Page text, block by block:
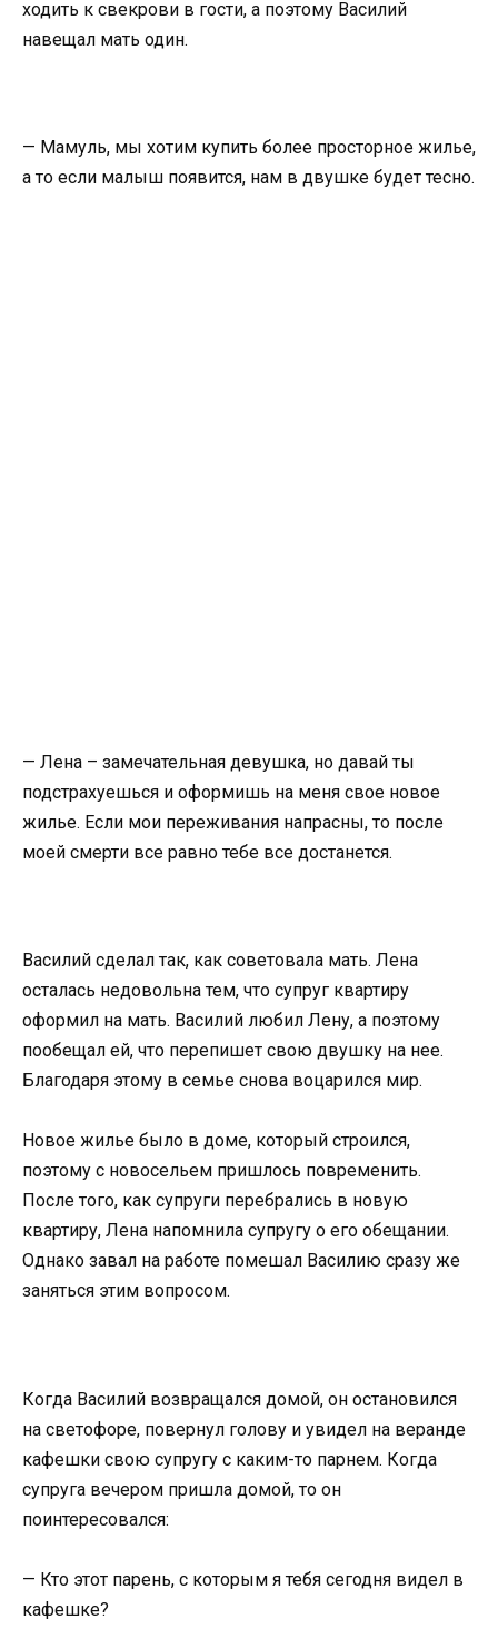
ходить к свекрови в гости, а поэтому Василий
навещал мать один.
— Мамуль, мы хотим купить более просторное жилье,
а то если малыш появится, нам в двушке будет тесно.
— Лена – замечательная девушка, но давай ты
подстрахуешься и оформишь на меня свое новое
жилье. Если мои переживания напрасны, то после
моей смерти все равно тебе все достанется.
Василий сделал так, как советовала мать. Лена
осталась недовольна тем, что супруг квартиру
оформил на мать. Василий любил Лену, а поэтому
пообещал ей, что перепишет свою двушку на нее.
Благодаря этому в семье снова воцарился мир.
Новое жилье было в доме, который строился,
поэтому с новосельем пришлось повременить.
После того, как супруги перебрались в новую
квартиру, Лена напомнила супругу о его обещании.
Однако завал на работе помешал Василию сразу же
заняться этим вопросом.
Когда Василий возвращался домой, он остановился
на светофоре, повернул голову и увидел на веранде
кафешки свою супругу с каким-то парнем. Когда
супруга вечером пришла домой, то он
поинтересовался:
— Кто этот парень, с которым я тебя сегодня видел в
кафешке?